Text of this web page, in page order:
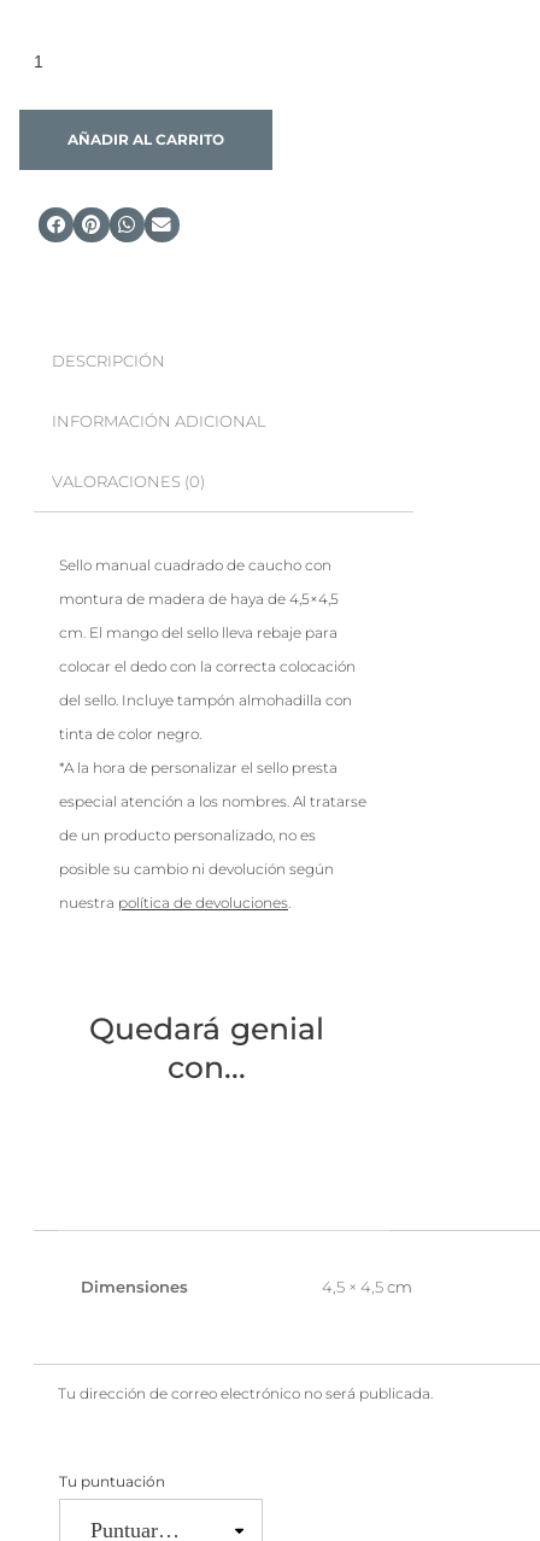
AÑADIR AL CARRITO
DESCRIPCIÓN
INFORMACIÓN ADICIONAL
VALORACIONES (0)
Sello manual cuadrado de caucho con
montura de madera de haya de 4,5×4,5
cm. El mango del sello lleva rebaje para
colocar el dedo con la correcta colocación
del sello. Incluye tampón almohadilla con
tinta de color negro.
*A la hora de personalizar el sello presta
especial atención a los nombres. Al tratarse
de un producto personalizado, no es
posible su cambio ni devolución según
nuestra política de devoluciones.
Quedará genial
con...
Dimensiones 4,5 × 4,5 cm
Tu dirección de correo electrónico no será publicada.
Tu puntuación